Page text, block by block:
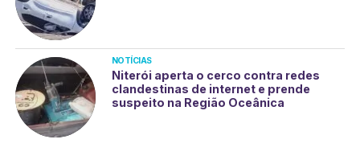
NOTÍCIAS
Niterói aperta o cerco contra redes
clandestinas de internet e prende
suspeito na Região Oceânica